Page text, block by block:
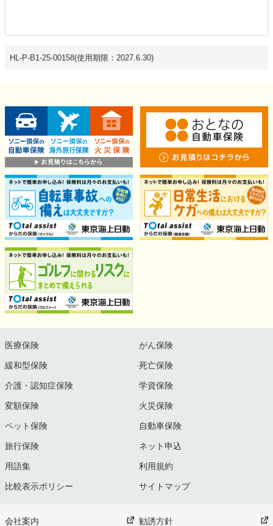
HL-P-B1-25-00158(使用期限：2027.6.30)
医療保険 がん保険
緩和型保険 死亡保険
介護・認知症保険 学資保険
変額保険 火災保険
ペット保険 自動車保険
旅行保険 ネット申込
用語集 利用規約
比較表示ポリシー サイトマップ
会社案内 勧誘方針